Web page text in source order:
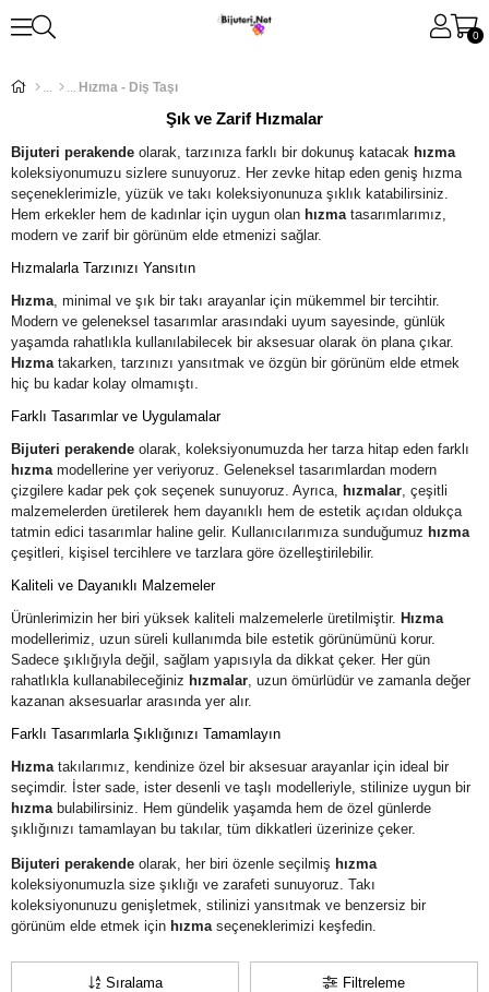
0
Hızma - Diş Taşı
Şık ve Zarif Hızmalar
Bijuteri perakende olarak, tarzınıza farklı bir dokunuş katacak hızma
koleksiyonumuzu sizlere sunuyoruz. Her zevke hitap eden geniş hızma
seçeneklerimizle, yüzük ve takı koleksiyonunuza şıklık katabilirsiniz.
Hem erkekler hem de kadınlar için uygun olan hızmatasarımlarımız,
modern ve zarif bir görünüm elde etmenizi sağlar.
Hızmalarla Tarzınızı Yansıtın
Hızma, minimal ve şık bir takı arayanlar için mükemmel bir tercihtir.
Modern ve geleneksel tasarımlar arasındaki uyum sayesinde, günlük
yaşamda rahatlıkla kullanılabilecek bir aksesuar olarak ön plana çıkar.
Hızmatakarken, tarzınızı yansıtmak ve özgün bir görünüm elde etmek
hiç bu kadar kolay olmamıştı.
Farklı Tasarımlar ve Uygulamalar
Bijuteri perakende olarak, koleksiyonumuzda her tarza hitap eden farklı
hızmamodellerine yer veriyoruz. Geleneksel tasarımlardan modern
çizgilere kadar pek çok seçenek sunuyoruz. Ayrıca, hızmalar, çeşitli
malzemelerden üretilerek hem dayanıklı hem de estetik açıdan oldukça
tatmin edici tasarımlar haline gelir. Kullanıcılarımıza sunduğumuz hızma
çeşitleri, kişisel tercihlere ve tarzlara göre özelleştirilebilir.
Kaliteli ve Dayanıklı Malzemeler
Ürünlerimizin her biri yüksek kaliteli malzemelerle üretilmiştir. Hızma
modellerimiz, uzun süreli kullanımda bile estetik görünümünü korur.
Sadece şıklığıyla değil, sağlam yapısıyla da dikkat çeker. Her gün
rahatlıkla kullanabileceğiniz hızmalar, uzun ömürlüdür ve zamanla değer
kazanan aksesuarlar arasında yer alır.
Farklı Tasarımlarla Şıklığınızı Tamamlayın
Hızmatakılarımız, kendinize özel bir aksesuar arayanlar için ideal bir
seçimdir. İster sade, ister desenli ve taşlı modelleriyle, stilinize uygun bir
hızmabulabilirsiniz. Hem gündelik yaşamda hem de özel günlerde
şıklığınızı tamamlayan bu takılar, tüm dikkatleri üzerinize çeker.
Bijuteri perakende olarak, her biri özenle seçilmiş hızma
koleksiyonumuzla size şıklığı ve zarafeti sunuyoruz. Takı
koleksiyonunuzu genişletmek, stilinizi yansıtmak ve benzersiz bir
görünüm elde etmek için hızmaseçeneklerimizi keşfedin.
Filtreleme
Sıralama